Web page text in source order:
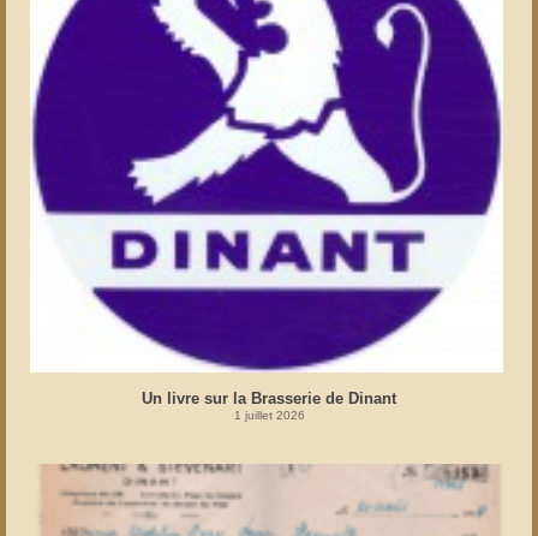
Un livre sur la Brasserie de Dinant
1 juillet 2026